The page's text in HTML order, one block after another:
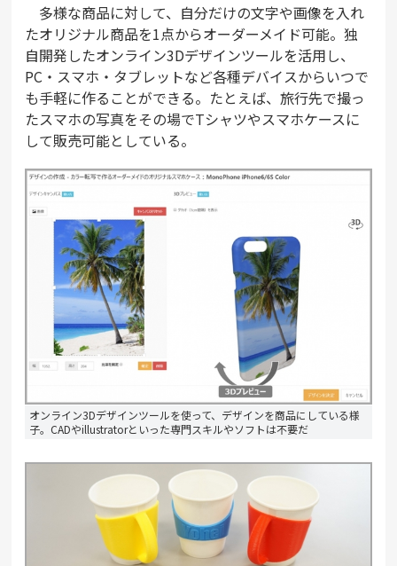
多様な商品に対して、自分だけの文字や画像を入れ
たオリジナル商品を1点からオーダーメイド可能。独
自開発したオンライン3Dデザインツールを活用し、
PC・スマホ・タブレットなど各種デバイスからいつで
も手軽に作ることができる。たとえば、旅行先で撮っ
たスマホの写真をその場でTシャツやスマホケースに
して販売可能としている。
オンライン3Dデザインツールを使って、デザインを商品にしている様
子。CADやillustratorといった専門スキルやソフトは不要だ